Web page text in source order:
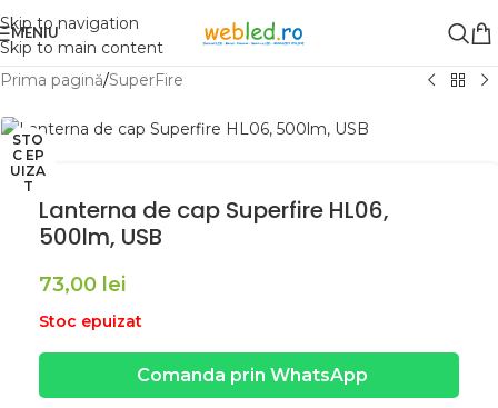
Skip to navigation
Skip to main content
MENIU
Prima pagină/SuperFire
STO
C EP
UIZA
T
Lanterna de cap Superfire HL06,
500lm, USB
73,00 lei
Stoc epuizat
Comanda prin WhatsApp